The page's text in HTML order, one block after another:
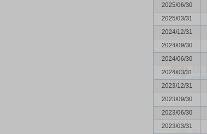
2025/06/30
2025/03/31
2024/12/31
2024/09/30
2024/06/30
2024/03/31
2023/12/31
2023/09/30
2023/06/30
2023/03/31